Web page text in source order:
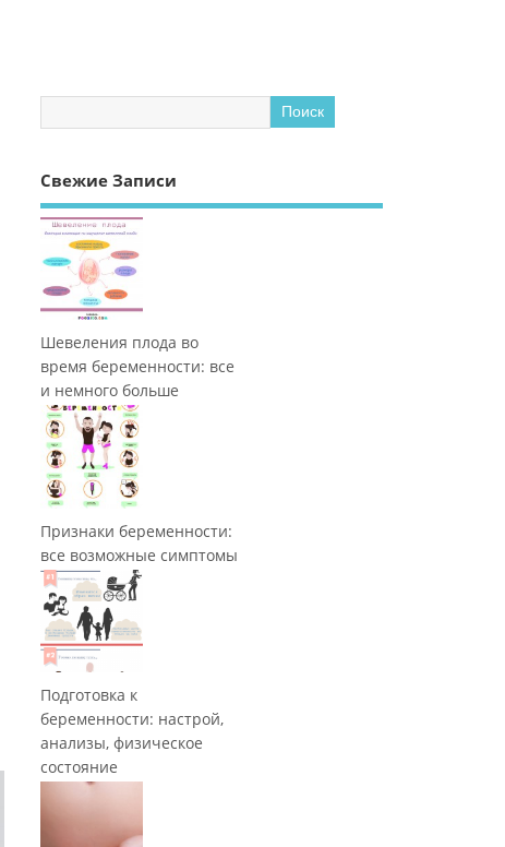
Свежие Записи
Шевеления плода во
время беременности: все
и немного больше
Признаки беременности:
все возможные симптомы
Подготовка к
беременности: настрой,
анализы, физическое
состояние